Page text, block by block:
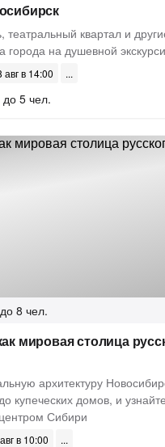
квартал и
города на душевной
авг в 14:00
5 чел.
до 8 чел.
мировая столица
архитектуру
купеческих домов, и
Сибири
в 10:00